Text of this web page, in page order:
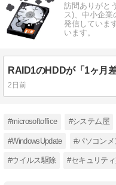
訪問ありがと
ス)、中小企
発信していま
います。
2日前
#microsoftoffice #システム屋
#WindowsUpdate #パソコン
#ウイルス駆除 #セキュリテ